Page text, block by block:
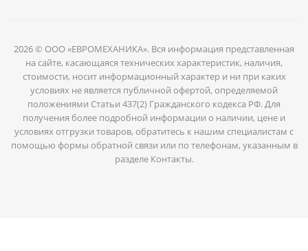
2026 © ООО «ЕВРОМЕХАНИКА». Вся информация представленная
на сайте, касающаяся технических характеристик, наличия,
стоимости, носит информационный характер и ни при каких
условиях не является публичной офертой, определяемой
положениями Статьи 437(2) Гражданского кодекса РФ. Для
получения более подробной информации о наличии, цене и
условиях отгрузки товаров, обратитесь к нашим специалистам с
помощью формы обратной связи или по телефонам, указанным в
разделе Контакты.